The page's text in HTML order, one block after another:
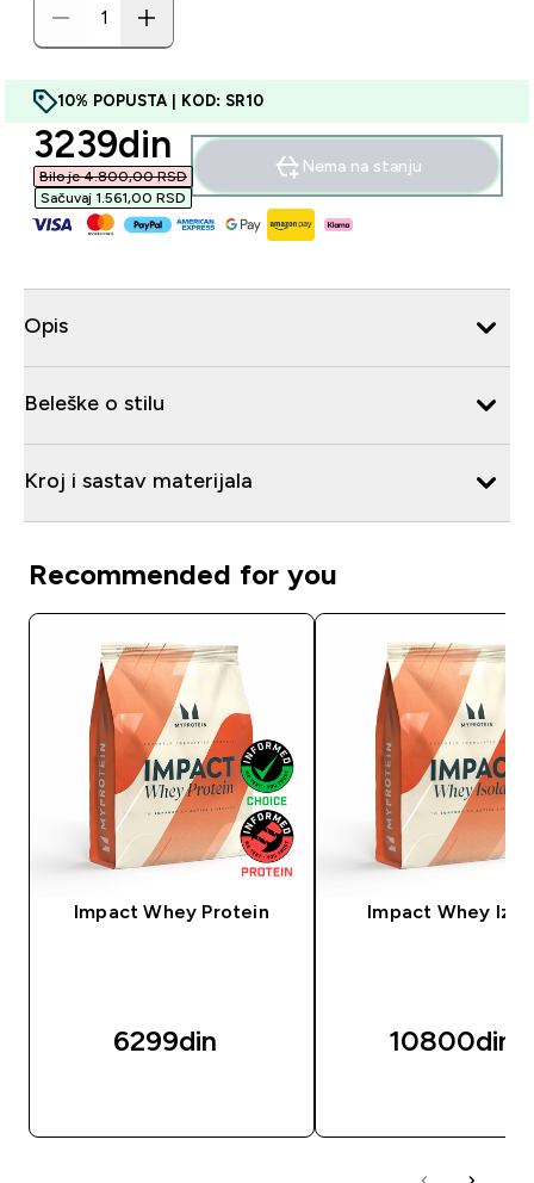
10% POPUSTA | KOD: SR10
discounted price
3239din‎
Bilo je 4.800,00 RSD‎
Sačuvaj 1.561,00 RSD‎
Nema na stanju
Opis
Beleške o stilu
Kroj i sastav materijala
Recommended for you
Impact Whey Protein
6299din‎
Impact Whey
10800din‎